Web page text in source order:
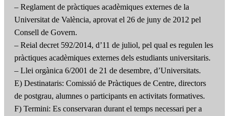
– Reglament de pràctiques acadèmiques externes de la
Universitat de València, aprovat el 26 de juny de 2012 pel
Consell de Govern.
– Reial decret 592/2014, d’11 de juliol, pel qual es regulen les
pràctiques acadèmiques externes dels estudiants universitaris.
– Llei orgànica 6/2001 de 21 de desembre, d’Universitats.
E) Destinataris: Comissió de Pràctiques de Centre, directors
de postgrau, alumnes o participants en activitats formatives.
F) Termini: Es conservaran durant el temps necessari per a